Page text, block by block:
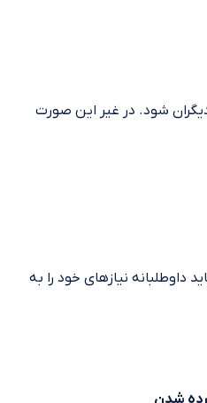
شود. در غیر این صورت
داوطلبانه نیازهای خود را به